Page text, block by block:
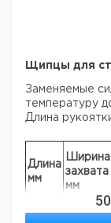
Щипцы для
Заменяемые
температуру
Длина
Длина
мм
Ширина
захвата
мм
300 50 - 100